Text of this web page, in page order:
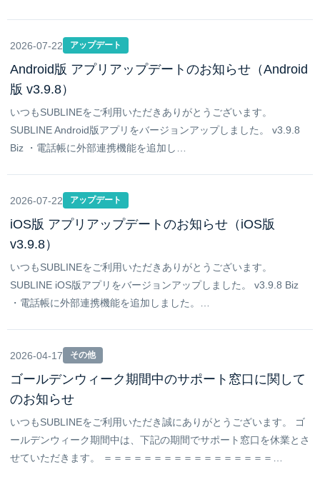
2026-07-22 アップデート
Android版 アプリアップデートのお知らせ（Android
版 v3.9.8）
いつもSUBLINEをご利用いただきありがとうございます。
SUBLINE Android版アプリをバージョンアップしました。 v3.9.8
Biz ・電話帳に外部連携機能を追加し…
2026-07-22 アップデート
iOS版 アプリアップデートのお知らせ（iOS版
v3.9.8）
いつもSUBLINEをご利用いただきありがとうございます。
SUBLINE iOS版アプリをバージョンアップしました。 v3.9.8 Biz
・電話帳に外部連携機能を追加しました。…
2026-04-17 その他
ゴールデンウィーク期間中のサポート窓口に関して
のお知らせ
いつもSUBLINEをご利用いただき誠にありがとうございます。 ゴ
ールデンウィーク期間中は、下記の期間でサポート窓口を休業とさ
せていただきます。 ＝＝＝＝＝＝＝＝＝＝＝＝＝＝＝＝＝…